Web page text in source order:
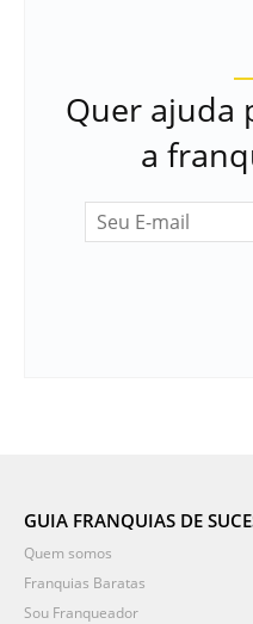
Quer ajuda
a
GUIA FRANQUIAS DE
Quem somos
Franquias Baratas
Sou Franqueador